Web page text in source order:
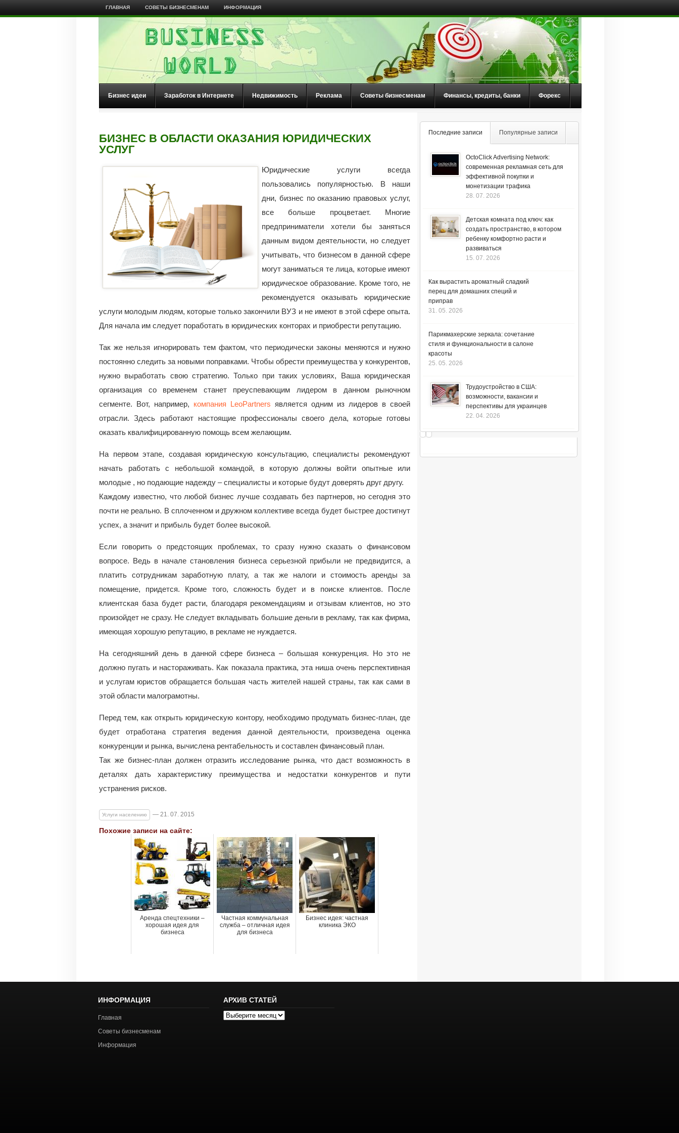
ГЛАВНАЯ СОВЕТЫ БИЗНЕСМЕНАМ ИНФОРМАЦИЯ
Бизнес идеи Заработок в Интернете Недвижимость Реклама Советы бизнесменам Финансы, кредиты, банки Форекс
БИЗНЕС В ОБЛАСТИ ОКАЗАНИЯ ЮРИДИЧЕСКИХ
УСЛУГ
Юридические услуги всегда
пользовались популярностью. В наши
дни, бизнес по оказанию правовых услуг,
все больше процветает. Многие
предприниматели хотели бы заняться
данным видом деятельности, но следует
учитывать, что бизнесом в данной сфере
могут заниматься те лица, которые имеют
юридическое образование. Кроме того, не
рекомендуется оказывать юридические
услуги молодым людям, которые только закончили ВУЗ и не имеют в этой сфере опыта.
Для начала им следует поработать в юридических конторах и приобрести репутацию.
Так же нельзя игнорировать тем фактом, что периодически законы меняются и нужно
постоянно следить за новыми поправками. Чтобы обрести преимущества у конкурентов,
нужно выработать свою стратегию. Только при таких условиях, Ваша юридическая
организация со временем станет преуспевающим лидером в данном рыночном
сегменте. Вот, например, компания LeoPartners является одним из лидеров в своей
отрасли. Здесь работают настоящие профессионалы своего дела, которые готовы
оказать квалифицированную помощь всем желающим.
На первом этапе, создавая юридическую консультацию, специалисты рекомендуют
начать работать с небольшой командой, в которую должны войти опытные или
молодые , но подающие надежду – специалисты и которые будут доверять друг другу.
Каждому известно, что любой бизнес лучше создавать без партнеров, но сегодня это
почти не реально. В сплоченном и дружном коллективе всегда будет быстрее достигнут
успех, а значит и прибыль будет более высокой.
Если говорить о предстоящих проблемах, то сразу нужно сказaть о финансовом
вопросе. Ведь в начале становления бизнеса серьезной прибыли не предвидится, а
платить сотрудникам заработную плату, а так же налоги и стоимость аренды за
помещение, придется. Кроме того, сложность будет и в поиске клиентов. После
клиентская база будет расти, благодаря рекомендациям и отзывам клиентов, но это
произойдет не сразу. Не следует вкладывать большие деньги в рекламу, так как фирма,
имеющая хорошую репутацию, в рекламе не нуждается.
На сегодняшний день в данной сфере бизнеса – большая конкуренция. Но это не
должно пугать и настораживать. Как показала практика, эта ниша очень перспективная
и услугам юристов обращается большая часть жителей нашей страны, так как сами в
этой области малограмотны.
Перед тем, как открыть юридическую контору, необходимо продумать бизнес-план, где
будет отработана стратегия ведения данной деятельности, произведена оценка
конкуренции и рынка, вычислена рентабельность и составлен финансовый план.
Так же бизнес-план должен отразить исследование рынка, что даст возможность в
деталях дать характеристику преимущества и недостатки конкурентов и пути
устранения рисков.
Услуги населению — 21. 07. 2015
Похожие записи на сайте:
Аренда спецтехники –
хорошая идея для
бизнеса
Частная коммунальная
служба – отличная идея
для бизнеса
Бизнес идея: частная
клиника ЭКО
Последние записи Популярные записи
OctoClick Advertising Network:
современная рекламная сеть для
эффективной покупки и
монетизации трафика
28. 07. 2026
Детская комната под ключ: как
создать пространство, в котором
ребенку комфортно расти и
развиваться
15. 07. 2026
Как вырастить ароматный сладкий
перец для домашних специй и
приправ
31. 05. 2026
Парикмахерские зеркала: сочетание
стиля и функциональности в салоне
красоты
25. 05. 2026
Трудоустройство в США:
возможности, вакансии и
перспективы для украинцев
22. 04. 2026
ИНФОРМАЦИЯ
Главная
Советы бизнесменам
Информация
АРХИВ СТАТЕЙ
Архив